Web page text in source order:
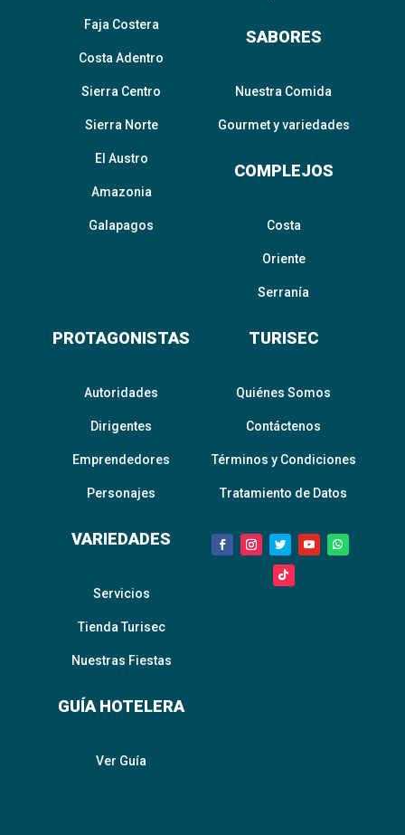
Faja Costera
Costa Adentro
Sierra Centro
Sierra Norte
El Austro
Amazonia
Galapagos
SABORES
Nuestra Comida
Gourmet y variedades
COMPLEJOS
Costa
Oriente
Serranía
PROTAGONISTAS
Autoridades
Dirigentes
Emprendedores
Personajes
VARIEDADES
Servicios
Tienda Turisec
Nuestras Fiestas
GUÍA HOTELERA
Ver Guía
TURISEC
Quiénes Somos
Contáctenos
Términos y Condiciones
Tratamiento de Datos